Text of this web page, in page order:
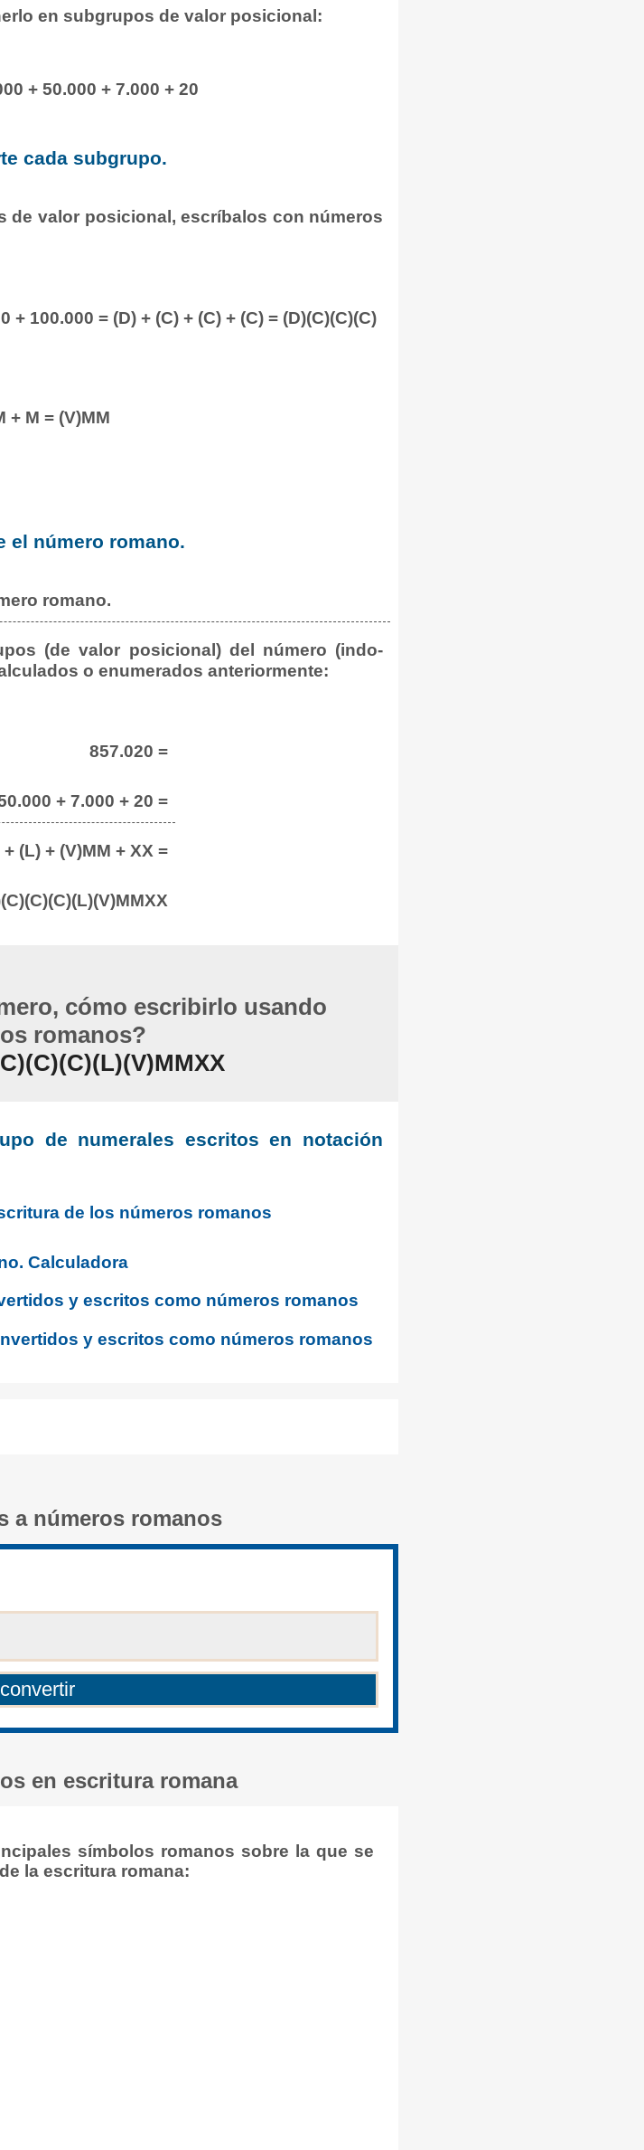
en subgrupos de valor posicional:
+ 50.000 + 7.000 + 20
cada subgrupo.
de valor posicional, escríbalos con números
100.000 = (D) + (C) + (C) + (C) = (D)(C)(C)(C)
+ M = (V)MM
el número romano.
romano.
(de valor posicional) del número (indo-
o enumerados anteriormente:
857.020 =
+ 7.000 + 20 =
+ (L) + (V)MM + XX =
cómo escribirlo usando
romanos?
de numerales escritos en notación
de los números romanos
Calculadora
y escritos como números romanos
y escritos como números romanos
a números romanos
en escritura romana
símbolos romanos sobre la que se
la escritura romana: